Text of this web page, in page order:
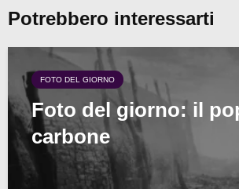
Potrebbero interessarti
FOTO DEL GIORNO
Foto del giorno: il
carbone